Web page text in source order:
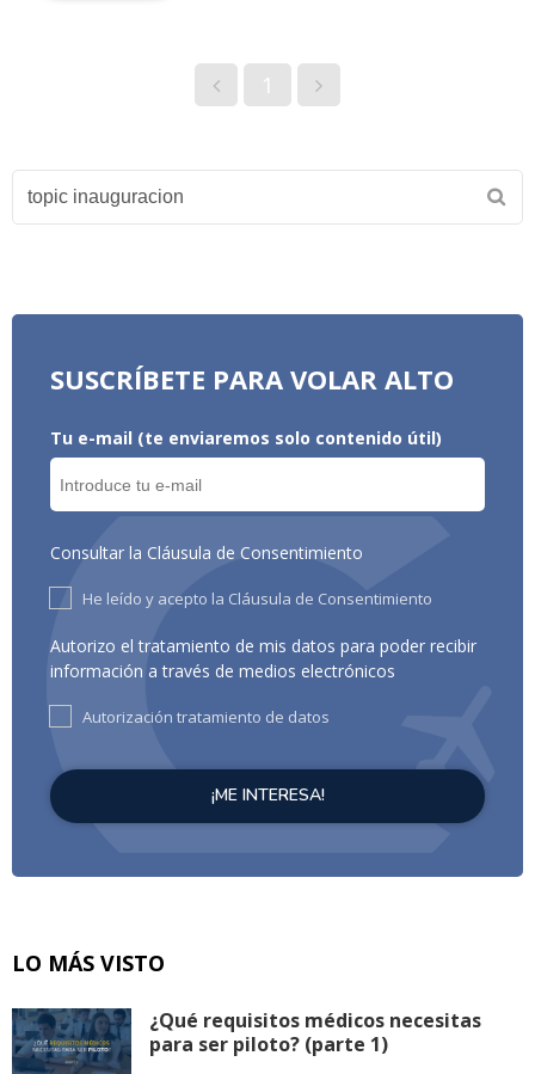
1
SUSCRÍBETE PARA VOLAR ALTO
Tu e-mail (te enviaremos solo contenido útil)
Consultar la Cláusula de Consentimiento
He leído y acepto la Cláusula de Consentimiento
Autorizo el tratamiento de mis datos para poder recibir
información a través de medios electrónicos
Autorización tratamiento de datos
LO MÁS VISTO
¿Qué requisitos médicos necesitas
para ser piloto? (parte 1)